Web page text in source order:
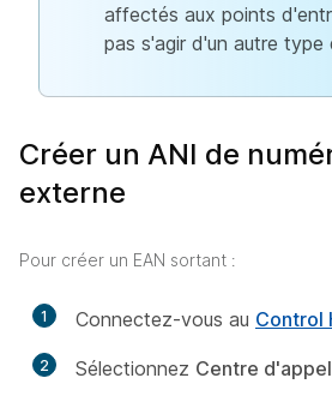
affectés aux points
pas s'agir d'un autre type
Créer un ANI de
externe
Pour créer un EAN sortant :
1 Connectez-vous au Control
2 Sélectionnez Centre